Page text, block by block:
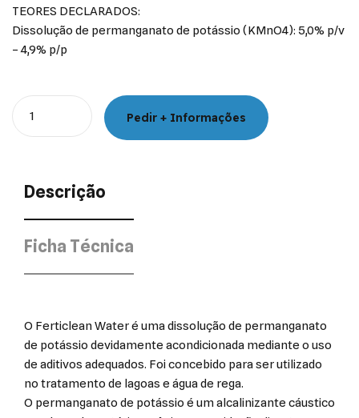
TEORES DECLARADOS:
Dissolução de permanganato de potássio (KMnO4): 5,0% p/v
– 4,9% p/p
Quantity
Pedir + Informações
Descrição
Ficha Técnica
O Ferticlean Water é uma dissolução de permanganato
de potássio devidamente acondicionada mediante o uso
de aditivos adequados. Foi concebido para ser utilizado
no tratamento de lagoas e água de rega.
O permanganato de potássio é um alcalinizante cáustico